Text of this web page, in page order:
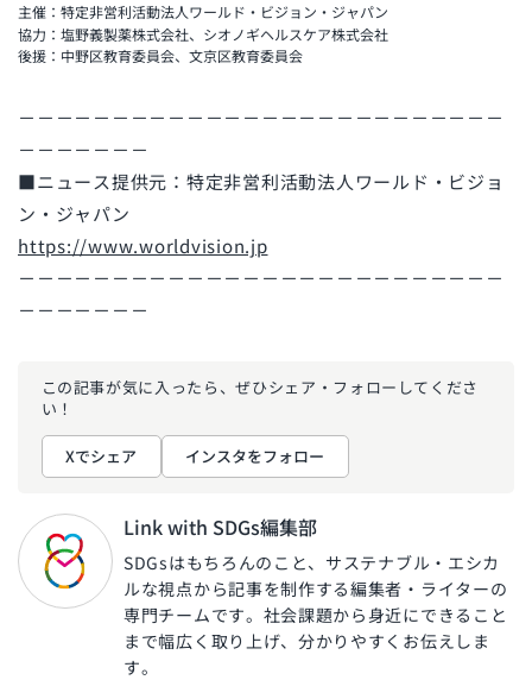
主催：特定非営利活動法人ワールド・ビジョン・ジャパン
協力：塩野義製薬株式会社、シオノギヘルスケア株式会社
後援：中野区教育委員会、文京区教育委員会
－－－－－－－－－－－－－－－－－－－－－－－－－－
－－－－－－－
■ニュース提供元：特定非営利活動法人ワールド・ビジョ
ン・ジャパン
https://www.worldvision.jp
－－－－－－－－－－－－－－－－－－－－－－－－－－
－－－－－－－
この記事が気に入ったら、ぜひシェア・フォローしてくださ
い！
Xでシェア インスタをフォロー
Link with SDGs編集部
SDGsはもちろんのこと、サステナブル・エシカ
ルな視点から記事を制作する編集者・ライターの
専門チームです。社会課題から身近にできること
まで幅広く取り上げ、分かりやすくお伝えしま
す。